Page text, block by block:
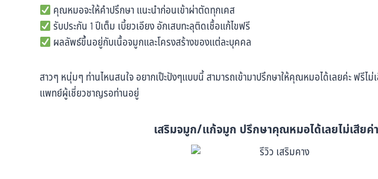
คุณหมอจะให้คำปรึกษา แนะนำก่อนเข้าผ่าตัดทุกเคส
รับประกัน 1 ปีเต็ม เบี้ยวเอียง อักเสบทะลุติดเชื้อแก้ไขฟรี
ผลลัพธ์ขึ้นอยู่กับเนื้อจมูกและโครงสร้างของแต่ละบุคคล
สาวๆ หนุ่มๆ ท่านไหนสนใจ อยากเป๊ะปังๆแบบนี้ สามารถเข้ามาปรึกษาให้คุณหมอได้เลยค่ะ ฟรีไม่
แพทย์ผู้เชี่ยวชาญรอท่านอยู่
เสริมจมูก/แก้จมูก ปรึกษาคุณหมอได้เลยไม่เสียค่า